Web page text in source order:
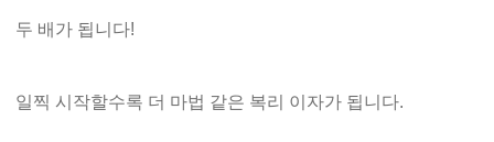
두 배가 됩니다!
일찍 시작할수록 더 마법 같은 복리 이자가 됩니다.